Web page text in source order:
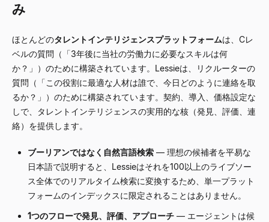
み
ほとんどのタレントインテリジェンスプラットフォームは、Cレ
ベルの質問（「3年後に当社の労働力に必要なスキルは何
か？」）のために構築されています。Lessieは、リクルーターの
質問（「この役割に最適な人材は誰で、今日どのように連絡を取
るか？」）のために構築されています。契約、導入、価格設定な
しで、タレントインテリジェンスの実用的な核（発見、評価、連
絡）を提供します。
ブーリアンではなく自然言語検索 — 理想の候補者を平易な
日本語で説明すると、Lessieはそれを100以上のライブソー
ス全体でのリアルタイム検索に変換するため、単一プラット
フォームのインデックスに限定されることはありません。
1つのフローで発見、評価、アプローチ — エージェントは候